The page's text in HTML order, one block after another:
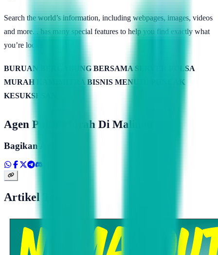
Search the world’s information, including webpages, images, videos
and more. . has many special features to help you find exactly what
you’re looking for..
BURUAN BERGABUNG BERSAMA SERVER PULSA
MURAH KAMIMITRA BISNIS MENUJU PUNCAK
KESUKSESAN
Agen Pulsa Murah Di Malinau
Bagikan Artikel
Artikel Terkait